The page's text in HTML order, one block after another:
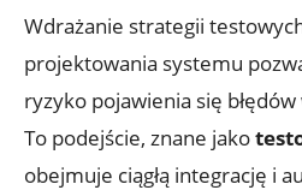
Wdrażanie strategii
projektowania systemu
ryzyko pojawienia się
To podejście, znane jako
obejmuje ciągłą integrację i